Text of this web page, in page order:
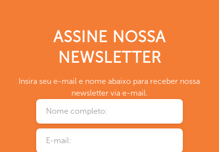
ASSINE NOSSA
NEWSLETTER
Insira seu e-mail e nome abaixo para receber nossa
newsletter via e-mail.